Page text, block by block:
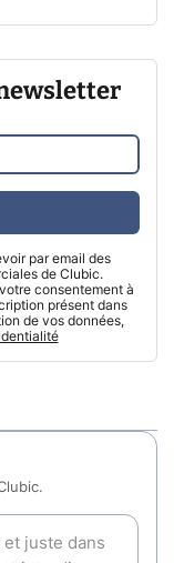
par email des
de Clubic.
consentement à
présent dans
de vos données,